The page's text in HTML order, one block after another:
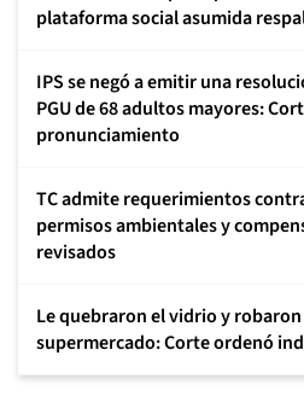
plataforma social asumida
IPS se negó a emitir una
PGU de 68 adultos mayores:
pronunciamiento
TC admite requerimientos
permisos ambientales y
revisados
Le quebraron el vidrio y
supermercado: Corte ordenó